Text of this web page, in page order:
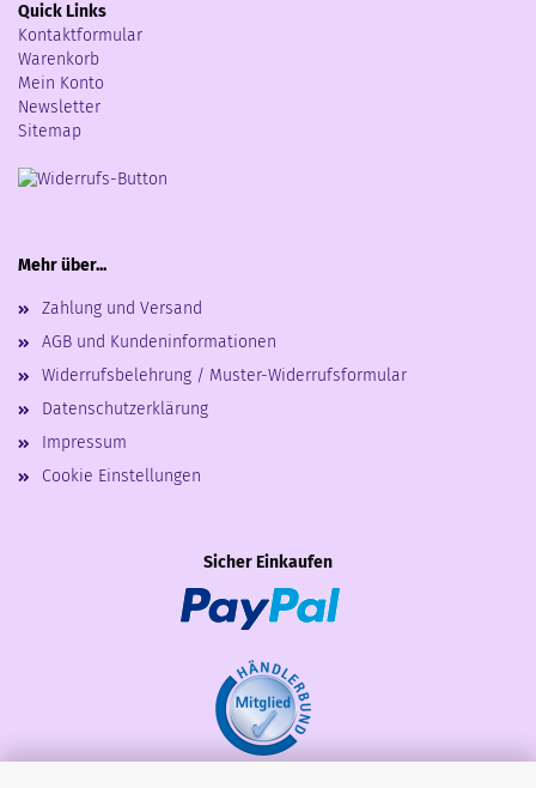
Quick Links
Kontaktformular
Warenkorb
Mein Konto
Newsletter
Sitemap
Mehr über...
Zahlung und Versand
AGB und Kundeninformationen
Widerrufsbelehrung / Muster-Widerrufsformular
Datenschutzerklärung
Impressum
Cookie Einstellungen
Sicher Einkaufen